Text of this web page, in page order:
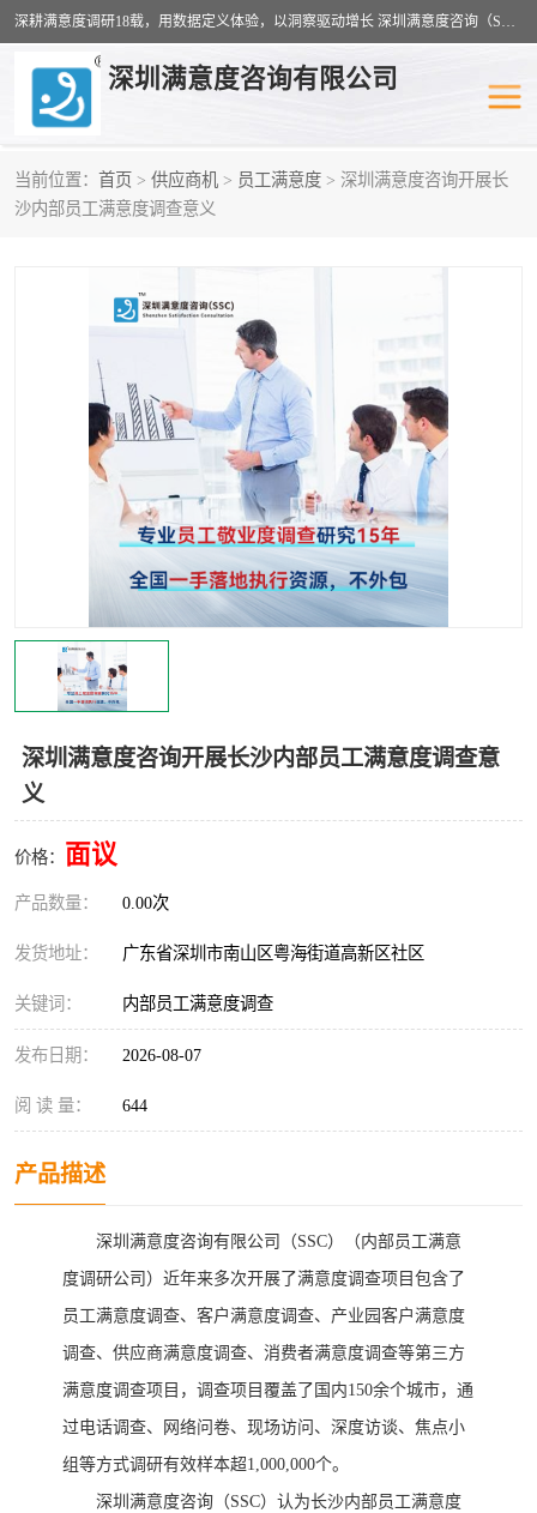
深耕满意度调研18载，用数据定义体验，以洞察驱动增长 深圳满意度咨询（SSC）：十八年专注，丈量每一份体验。
深圳满意度咨询有限公司
当前位置： 首页 > 供应商机 > 员工满意度 > 深圳满意度咨询开展长
沙内部员工满意度调查意义
深圳满意度咨询开展长沙内部员工满意度调查意
义
价格： 面议
产品数量： 0.00次
发货地址： 广东省深圳市南山区粤海街道高新区社区
关键词： 内部员工满意度调查
发布日期： 2026-08-07
阅 读 量： 644
产品描述
深圳满意度咨询有限公司（SSC） （内部员工满意
度调研公司 ） 近年来多次开展了满意度调查项目 包含了
员工满意度调查、客户满意度调查、产业园客户满意度
调查、供应商满意度调查、 消费者满意度调查等第三方
满意度调查项目，调查项目覆盖了国内150余个城市，通
过电话调查、网络问卷、 现场访问 、深度访谈、焦点小
组等方式调研有效样本超1,000,000个。
深圳满意度咨询（SSC）认为长沙内部员工满意度
物业满意度调查
医疗服务业满意度
公共事务满意度调查
营商环境满意度 员工满意度
服务满意度调查 汽车行业满意度